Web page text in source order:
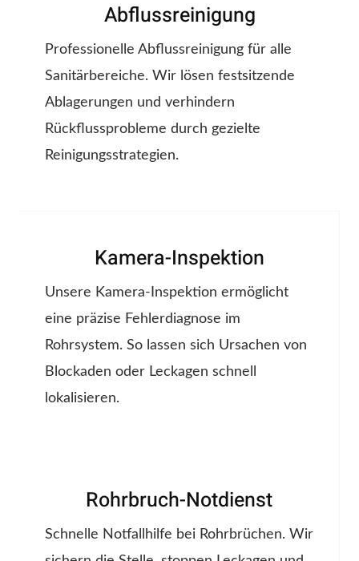
Abflussreinigung
Professionelle Abflussreinigung für alle
Sanitärbereiche. Wir lösen festsitzende
Ablagerungen und verhindern
Rückflussprobleme durch gezielte
Reinigungsstrategien.
Kamera-Inspektion
Unsere Kamera-Inspektion ermöglicht
eine präzise Fehlerdiagnose im
Rohrsystem. So lassen sich Ursachen von
Blockaden oder Leckagen schnell
lokalisieren.
Rohrbruch-Notdienst
Schnelle Notfallhilfe bei Rohrbrüchen. Wir